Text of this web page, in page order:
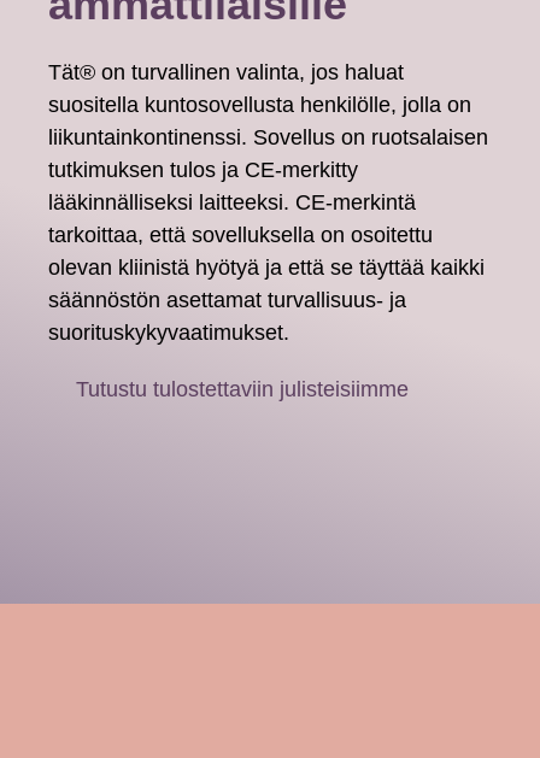
Tät® on turvallinen valinta, jos haluat
suositella kuntosovellusta henkilölle, jolla on
liikuntainkontinenssi. Sovellus on ruotsalaisen
tutkimuksen tulos ja CE-merkitty
lääkinnälliseksi laitteeksi. CE-merkintä
tarkoittaa, että sovelluksella on osoitettu
olevan kliinistä hyötyä ja että se täyttää kaikki
säännöstön asettamat turvallisuus- ja
suorituskykyvaatimukset.
Tutustu tulostettaviin julisteisiimme